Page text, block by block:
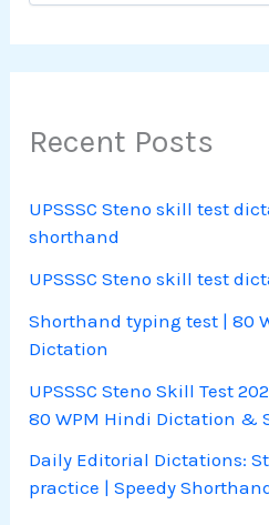
Recent Posts
UPSSSC Steno skill test
shorthand
UPSSSC Steno skill test
Shorthand typing test | 80
Dictation
UPSSSC Steno Skill Test
80 WPM Hindi Dictation &
Daily Editorial Dictations:
practice | Speedy